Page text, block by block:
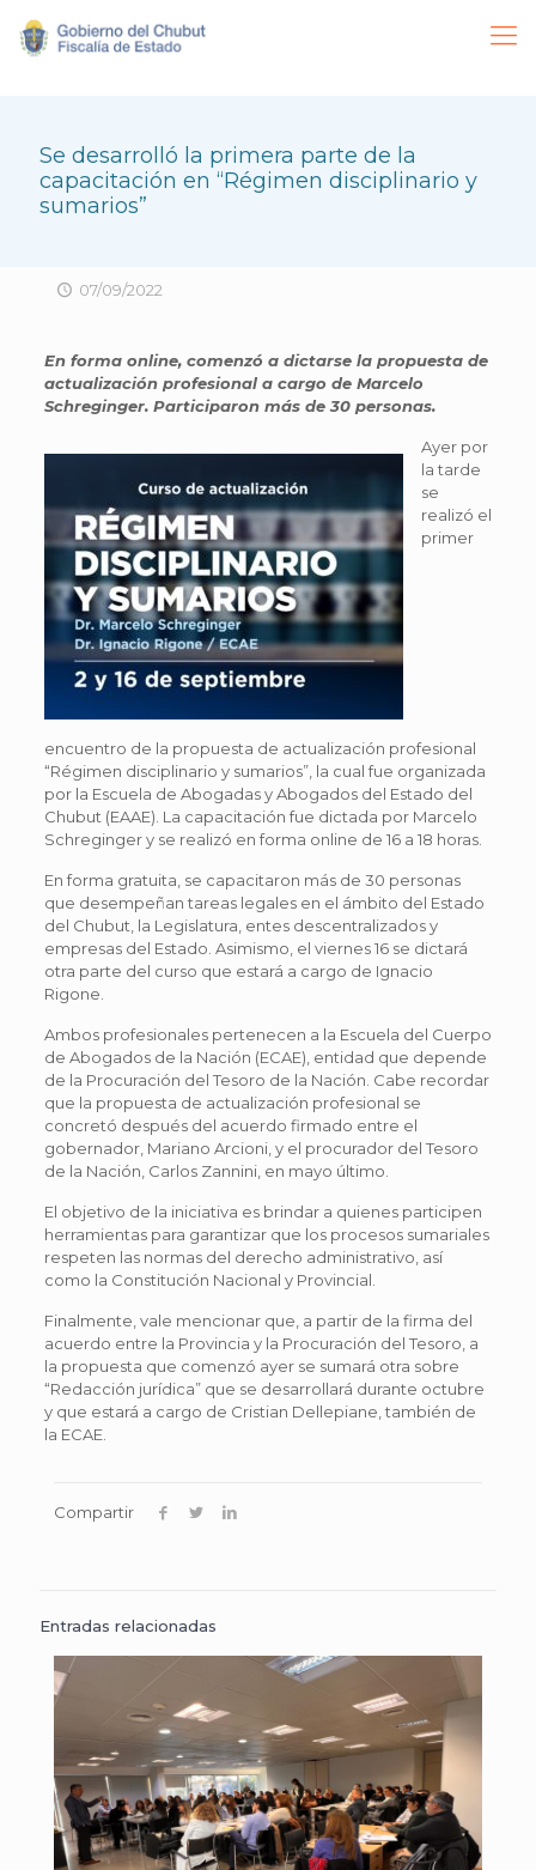
Se desarrolló la primera parte de la
capacitación en “Régimen disciplinario y
sumarios”
07/09/2022
En forma online, comenzó a dictarse la propuesta de
actualización profesional a cargo de Marcelo
Schreginger. Participaron más de 30 personas.
Ayer por
la tarde
se
realizó el
primer
encuentro de la propuesta de actualización profesional
“Régimen disciplinario y sumarios”, la cual fue organizada
por la Escuela de Abogadas y Abogados del Estado del
Chubut (EAAE). La capacitación fue dictada por Marcelo
Schreginger y se realizó en forma online de 16 a 18 horas.
En forma gratuita, se capacitaron más de 30 personas
que desempeñan tareas legales en el ámbito del Estado
del Chubut, la Legislatura, entes descentralizados y
empresas del Estado. Asimismo, el viernes 16 se dictará
otra parte del curso que estará a cargo de Ignacio
Rigone.
Ambos profesionales pertenecen a la Escuela del Cuerpo
de Abogados de la Nación (ECAE), entidad que depende
de la Procuración del Tesoro de la Nación. Cabe recordar
que la propuesta de actualización profesional se
concretó después del acuerdo firmado entre el
gobernador, Mariano Arcioni, y el procurador del Tesoro
de la Nación, Carlos Zannini, en mayo último.
El objetivo de la iniciativa es brindar a quienes participen
herramientas para garantizar que los procesos sumariales
respeten las normas del derecho administrativo, así
como la Constitución Nacional y Provincial.
Finalmente, vale mencionar que, a partir de la firma del
acuerdo entre la Provincia y la Procuración del Tesoro, a
la propuesta que comenzó ayer se sumará otra sobre
“Redacción jurídica” que se desarrollará durante octubre
y que estará a cargo de Cristian Dellepiane, también de
la ECAE.
Compartir
Entradas relacionadas